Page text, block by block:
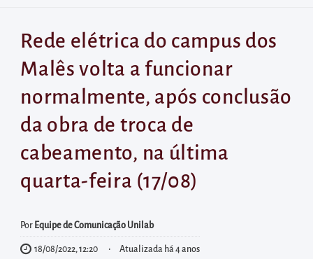
Acessar
diretamente
menu
principal
Acessar
à
para
realizar
Rede elétrica do campus dos
Malês volta a funcionar
normalmente, após conclusão
da obra de troca de
cabeamento, na última
quarta-feira (17/08)
Por Equipe de Comunicação Unilab
18/08/2022, 12:20 Atualizada há 4 anos